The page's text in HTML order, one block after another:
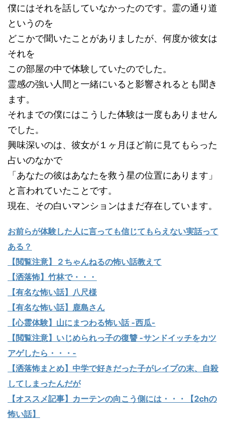
僕にはそれを話していなかったのです。霊の通り道
というのを
どこかで聞いたことがありましたが、何度か彼女は
それを
この部屋の中で体験していたのでした。
霊感の強い人間と一緒にいると影響されるとも聞き
ます。
それまでの僕にはこうした体験は一度もありません
でした。
興味深いのは、彼女が１ヶ月ほど前に見てもらった
占いのなかで
「あなたの彼はあなたを救う星の位置にあります」
と言われていたことです。
現在、その白いマンションはまだ存在しています。
お前らが体験した人に言っても信じてもらえない実話って
ある？
【閲覧注意】２ちゃんねるの怖い話教えて
【洒落怖】竹林で・・・
【有名な怖い話】八尺様
【有名な怖い話】鹿島さん
【心霊体験】山にまつわる怖い話 -西瓜-
【閲覧注意】いじめられっ子の復讐 -サンドイッチをカツ
アゲしたら・・・-
【洒落怖まとめ】中学で好きだった子がレイプの末、自殺
してしまったんだが
【オススメ記事】カーテンの向こう側には・・・【2chの
怖い話】